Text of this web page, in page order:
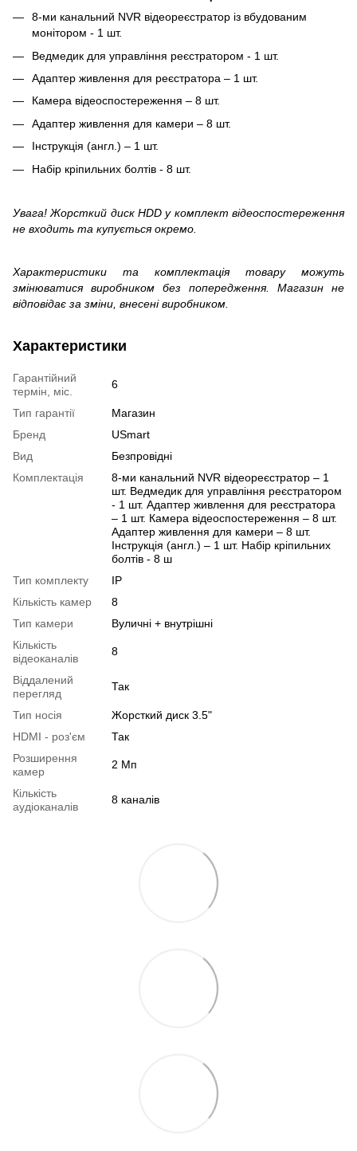
8-ми канальний NVR відеореєстратор із вбудованим
монітором - 1 шт.
Ведмедик для управління реєстратором - 1 шт.
Адаптер живлення для реєстратора – 1 шт.
Камера відеоспостереження – 8 шт.
Адаптер живлення для камери – 8 шт.
Інструкція (англ.) – 1 шт.
Набір кріпильних болтів - 8 шт.
Увага! Жорсткий диск HDD у комплект відеоспостереження
не входить та купується окремо.
Характеристики та комплектація товару можуть
змінюватися виробником без попередження. Магазин не
відповідає за зміни, внесені виробником.
Характеристики
Гарантійний
термін, міс.
6
Тип гарантії
Магазин
Бренд
USmart
Вид
Безпровідні
Комплектація
8-ми канальний NVR відеореєстратор – 1
шт. Ведмедик для управління реєстратором
- 1 шт. Адаптер живлення для реєстратора
– 1 шт. Камера відеоспостереження – 8 шт.
Адаптер живлення для камери – 8 шт.
Інструкція (англ.) – 1 шт. Набір кріпильних
болтів - 8 ш
Тип комплекту
IP
Кількість камер
8
Тип камери
Вуличні + внутрішні
Кількість
відеоканалів
8
Віддалений
перегляд
Так
Тип носія
Жорсткий диск 3.5"
HDMI - роз'єм
Так
Розширення
камер
2 Мп
Кількість
аудіоканалів
8 каналів